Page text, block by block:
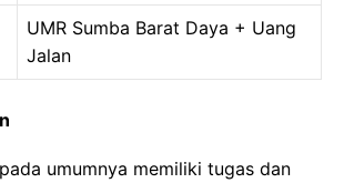
UMR Sumba Barat Daya + Uang
Jalan
umumnya memiliki tugas dan